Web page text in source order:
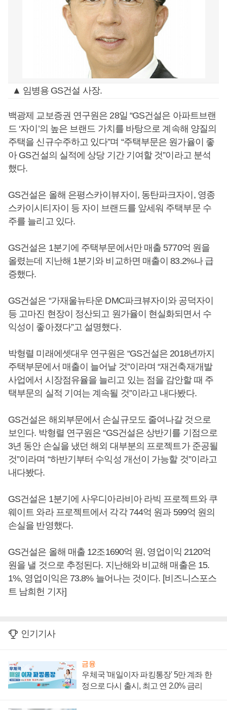
▲ 임병용 GS건설 사장.
백광제 교보증권 연구원은 28일 “GS건설은 아파트브랜
드 ‘자이’의 높은 브랜드 가치를 바탕으로 계속해 양질의
주택을 신규수주하고 있다”며 “주택부문은 원가율이 좋
아 GS건설의 실적에 상당 기간 기여할 것”이라고 분석
했다.
GS건설은 올해 은평스카이뷰자이, 동탄파크자이, 영종
스카이시티자이 등 자이 브랜드를 앞세워 주택부문 수
주를 늘리고 있다.
GS건설은 1분기에 주택부문에서만 매출 5770억 원을
올렸는데 지난해 1분기와 비교하면 매출이 83.2%나 급
증했다.
GS건설은 “가재울뉴타운 DMC파크뷰자이와 공덕자이
등 고마진 현장이 정산되고 원가율이 현실화되면서 수
익성이 좋아졌다”고 설명했다.
박형렬 미래에셋대우 연구원은 “GS건설은 2018년까지
주택부문에서 매출이 늘어날 것”이라며 “재건축재개발
사업에서 시장점유율을 늘리고 있는 점을 감안할 때 주
택부문의 실적 기여는 계속될 것”이라고 내다봤다.
GS건설은 해외부문에서 손실규모도 줄여나갈 것으로
보인다. 박형렬 연구원은 “GS건설은 상반기를 기점으로
3년 동안 손실을 냈던 해외 대부분의 프로젝트가 준공될
것”이라며 “하반기부터 수익성 개선이 가능할 것”이라고
내다봤다.
GS건설은 1분기에 사우디아라비아 라빅 프로젝트와 쿠
웨이트 와라 프로젝트에서 각각 744억 원과 599억 원의
손실을 반영했다.
GS건설은 올해 매출 12조1690억 원, 영업이익 2120억
원을 낼 것으로 추정된다. 지난해와 비교해 매출은 15.
1%, 영업이익은 73.8% 늘어나는 것이다. [비즈니스포스
트 남희헌 기자]
인기기사
금융
우체국 '매일이자 파킹통장' 5만 계좌 한
정으로 다시 출시, 최고 연 2.0% 금리